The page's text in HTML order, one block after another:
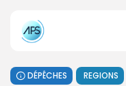
DÉPÊCHES REGIONS